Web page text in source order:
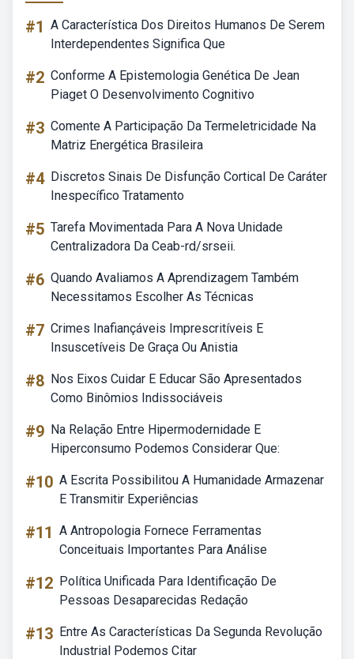
#1 A Característica Dos Direitos Humanos De Serem
Interdependentes Significa Que
#2 Conforme A Epistemologia Genética De Jean
Piaget O Desenvolvimento Cognitivo
#3 Comente A Participação Da Termeletricidade Na
Matriz Energética Brasileira
#4 Discretos Sinais De Disfunção Cortical De Caráter
Inespecífico Tratamento
#5 Tarefa Movimentada Para A Nova Unidade
Centralizadora Da Ceab-rd/srseii.
#6 Quando Avaliamos A Aprendizagem Também
Necessitamos Escolher As Técnicas
#7 Crimes Inafiançáveis Imprescritíveis E
Insuscetíveis De Graça Ou Anistia
#8 Nos Eixos Cuidar E Educar São Apresentados
Como Binômios Indissociáveis
#9 Na Relação Entre Hipermodernidade E
Hiperconsumo Podemos Considerar Que:
#10 A Escrita Possibilitou A Humanidade Armazenar
E Transmitir Experiências
#11 A Antropologia Fornece Ferramentas
Conceituais Importantes Para Análise
#12 Política Unificada Para Identificação De
Pessoas Desaparecidas Redação
#13 Entre As Características Da Segunda Revolução
Industrial Podemos Citar